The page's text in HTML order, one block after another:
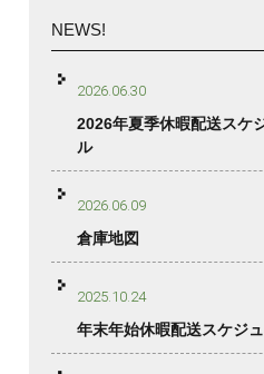
NEWS!
2026.06.30
2026年夏季休暇配送スケ
ル
2026.06.09
倉庫地図
2025.10.24
年末年始休暇配送スケジ